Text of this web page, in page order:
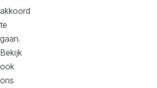
u
o
o
n
akkoord
te
gaan.
Bekijk
ook
ons